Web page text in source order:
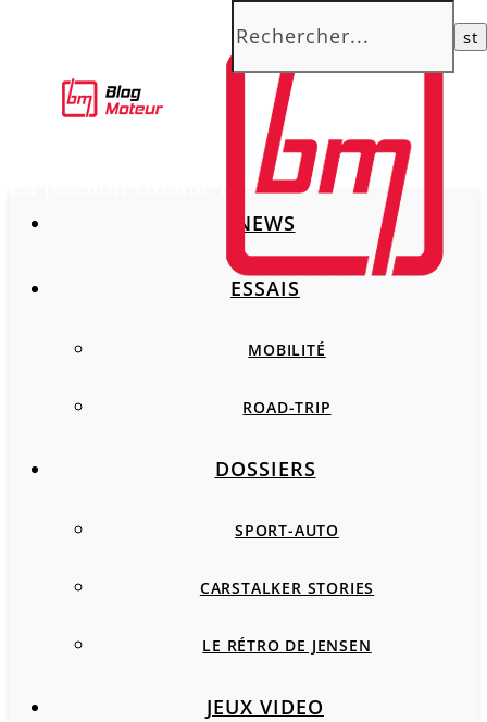
La passion comme moteur
NEWS
ESSAIS
MOBILITÉ
ROAD-TRIP
DOSSIERS
SPORT-AUTO
CARSTALKER STORIES
LE RÉTRO DE JENSEN
JEUX VIDEO